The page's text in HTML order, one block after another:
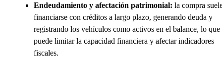
Endeudamiento y afectación patrimonial: la compra
financiarse con créditos a largo plazo, generando deuda y
registrando los vehículos como activos en el balance, lo que
puede limitar la capacidad financiera y afectar indicadores
fiscales.